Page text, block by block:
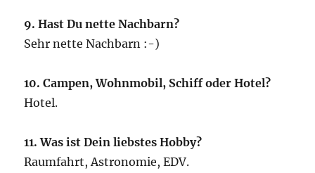
9. Hast Du nette Nachbarn?
Sehr nette Nachbarn :-)
10. Campen, Wohnmobil, Schiff oder Hotel?
Hotel.
11. Was ist Dein liebstes Hobby?
Raumfahrt, Astronomie, EDV.